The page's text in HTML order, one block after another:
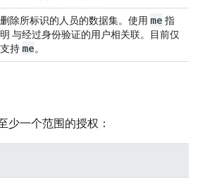
删除所标识的人员的数据集。使用 me 指
明 与经过身份验证的用户相关联。目前仅
支持 me。
少一个范围的授权：